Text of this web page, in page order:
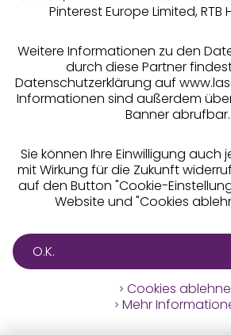
Alle Preise inkl. MwSt., zzgl.
Versandkosten
Pinterest Europe Limited, RTB
Weitere Informationen zu den
durch diese Partner
Datenschutzerklärung auf
Informationen sind außerdem
Banner abrufbar.
Sie können Ihre Einwilligung auch
mit Wirkung für die Zukunft
auf den Button "Cookie-
Website und "Cookies
O.K.
Cookies
Mehr